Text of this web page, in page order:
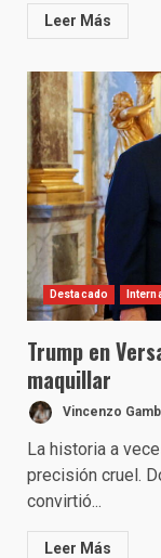
Leer Más
Destacado
Trump en
maquillar
Vincenzo
La historia a
precisión cruel.
convirtió...
Leer Más